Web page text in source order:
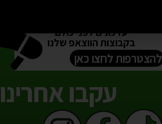
עדכונים לפני כולם
בקבוצות הווצאפ שלנו
להצטרפות לחצו כאן
עקבו אחרינו